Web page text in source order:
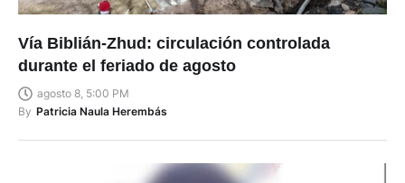
Vía Biblián-Zhud: circulación controlada
durante el feriado de agosto
agosto 8, 5:00 PM
By Patricia Naula Herembás